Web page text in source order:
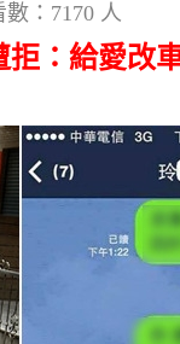
數：7170 人
：給愛改